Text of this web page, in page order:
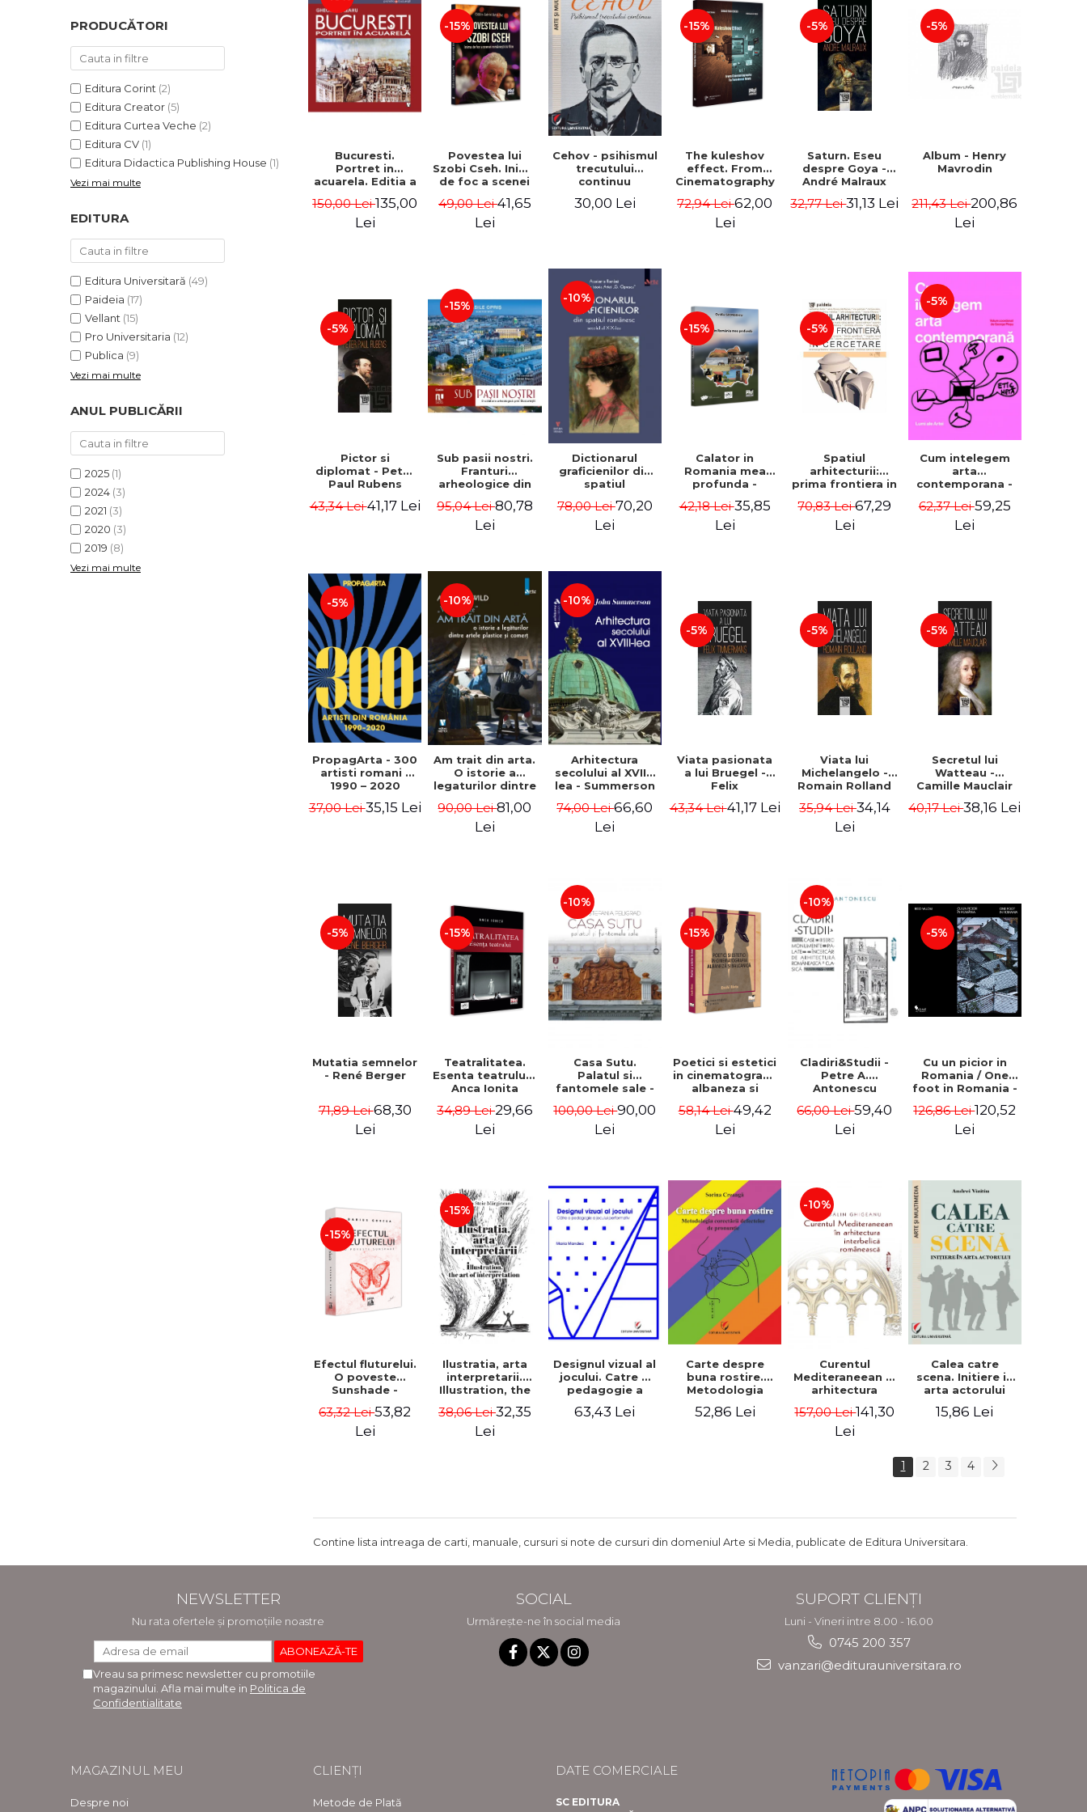
PRODUCĂTORI
Editura Corint (2)
Editura Creator (5)
Editura Curtea Veche (2)
Editura CV (1)
Editura Didactica Publishing House (1)
Vezi mai multe
EDITURA
Editura Universitară (49)
Paideia (17)
Vellant (15)
Pro Universitaria (12)
Publica (9)
Vezi mai multe
ANUL PUBLICĂRII
2025 (1)
2024 (3)
2021 (3)
2020 (3)
2019 (8)
Vezi mai multe
Bucuresti.
Portret in
acuarela. Editia a
Leahu
150,00 Lei135,00
Lei
-15%
Povestea lui
Szobi Cseh. Inima
de foc a scenei
- Gabriel-Catalin
Butoi-Put
49,00 Lei41,65
Lei
Cehov - psihismul
trecutului
continuu
30,00 Lei
-15%
The kuleshov
effect. From
Cinematography
News - Ion
Stavre, Sebastian
72,94 Lei62,00
Lei
-5%
Saturn. Eseu
despre Goya -
André Malraux
32,77 Lei31,13 Lei
-5%
Album - Henry
Mavrodin
211,43 Lei200,86
Lei
-5%
Pictor si
diplomat - Peter
Paul Rubens
43,34 Lei41,17 Lei
-15%
Sub pasii nostri.
Franturi
arheologice din
Opris (coord.),
Sorin Clesiu,
95,04 Lei80,78
Lei
-10%
Dictionarul
graficienilor din
spatiul
secolul al XIX-lea
- Ionescu Adrian-
78,00 Lei70,20
Lei
-15%
Calator in
Romania mea
profunda -
Georgescu
42,18 Lei35,85
Lei
-5%
Spatiul
arhitecturii:
prima frontiera in
Coordonator
Cosmin
70,83 Lei67,29
Lei
-5%
Cum intelegem
arta
contemporana -
62,37 Lei59,25
Lei
-5%
PropagArta - 300
artisti romani -
1990 – 2020
37,00 Lei35,15 Lei
-10%
Am trait din arta.
O istorie a
legaturilor dintre
comert - Andreas
Wild
90,00 Lei81,00
Lei
-10%
Arhitectura
secolului al XVIII-
lea - Summerson
74,00 Lei66,60
Lei
-5%
Viata pasionata
a lui Bruegel -
Felix
43,34 Lei41,17 Lei
-5%
Viata lui
Michelangelo -
Romain Rolland
35,94 Lei34,14
Lei
-5%
Secretul lui
Watteau -
Camille Mauclair
40,17 Lei38,16 Lei
-5%
Mutatia semnelor
- René Berger
71,89 Lei68,30
Lei
-15%
Teatralitatea.
Esenta teatrului -
Anca Ionita
34,89 Lei29,66
Lei
-10%
Casa Sutu.
Palatul si
fantomele sale -
Peligrad
100,00 Lei90,00
Lei
-15%
Poetici si estetici
in cinematografia
albaneza si
Rista
58,14 Lei49,42
Lei
-10%
Cladiri&Studii -
Petre A.
Antonescu
66,00 Lei59,40
Lei
-5%
Cu un picior in
Romania / One
foot in Romania -
126,86 Lei120,52
Lei
-15%
Efectul fluturelui.
O poveste
Sunshade -
63,32 Lei53,82
Lei
-15%
Ilustratia, arta
interpretarii.
Illustration, the
interpretation -
Aurelia Stoie
38,06 Lei32,35
Lei
Designul vizual al
jocului. Catre o
pedagogie a
performativ -
63,43 Lei
Carte despre
buna rostire.
Metodologia
defectelor de
52,86 Lei
-10%
Curentul
Mediteraneean in
arhitectura
romaneasca -
Madalin
157,00 Lei141,30
Lei
Calea catre
scena. Initiere in
arta actorului
15,86 Lei
1 2 3 4
Contine lista intreaga de carti, manuale, cursuri si note de cursuri din domeniul Arte si Media, publicate de Editura Universitara.
NEWSLETTER
Nu rata ofertele și promoțiile noastre
Vreau sa primesc newsletter cu promotiile
magazinului. Afla mai multe in Politica de
Confidentialitate
SOCIAL
Urmărește-ne în social media
SUPORT CLIENȚI
Luni - Vineri intre 8.00 - 16.00
0745 200 357
vanzari@editurauniversitara.ro
MAGAZINUL MEU
Despre noi
CLIENȚI
Metode de Plată
DATE COMERCIALE
SC EDITURA